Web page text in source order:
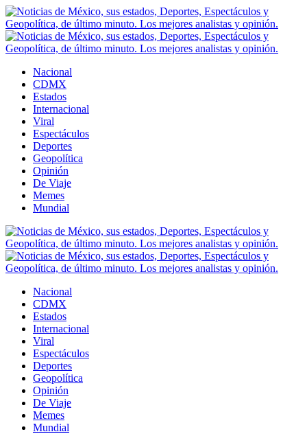
Nacional
CDMX
Estados
Internacional
Viral
Espectáculos
Deportes
Geopolítica
Opinión
De Viaje
Memes
Mundial
Nacional
CDMX
Estados
Internacional
Viral
Espectáculos
Deportes
Geopolítica
Opinión
De Viaje
Memes
Mundial